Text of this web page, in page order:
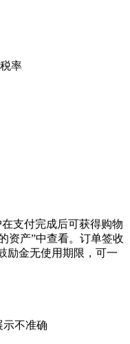
率
支付完成后可获得购物
资产”中查看。订单签收
励金无使用期限，可一
示不准确